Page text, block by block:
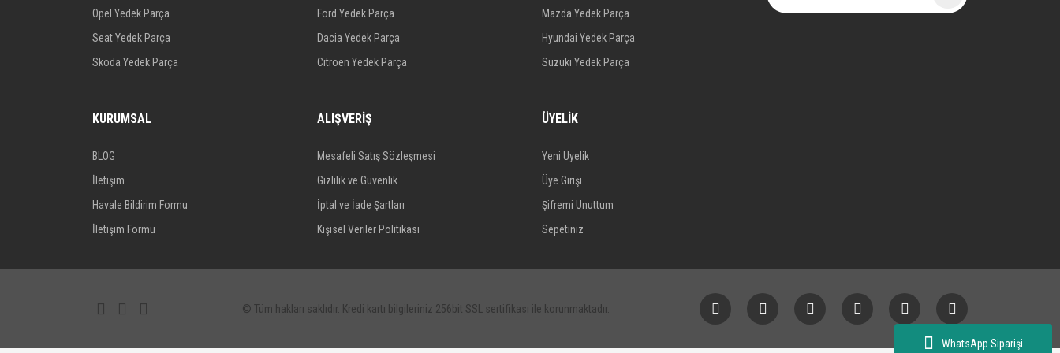
WhatsApp Siparişi
Opel Yedek Parça
Seat Yedek Parça
Skoda Yedek Parça
Ford Yedek Parça
Dacia Yedek Parça
Citroen Yedek Parça
Mazda Yedek Parça
Hyundai Yedek Parça
Suzuki Yedek Parça
KURUMSAL
BLOG
İletişim
Havale Bildirim Formu
İletişim Formu
ALIŞVERİŞ
Mesafeli Satış Sözleşmesi
Gizlilik ve Güvenlik
İptal ve İade Şartları
Kişisel Veriler Politikası
ÜYELİK
Yeni Üyelik
Üye Girişi
Şifremi Unuttum
Sepetiniz
© Tüm hakları saklıdır. Kredi kartı bilgileriniz 256bit SSL sertifikası ile korunmaktadır.